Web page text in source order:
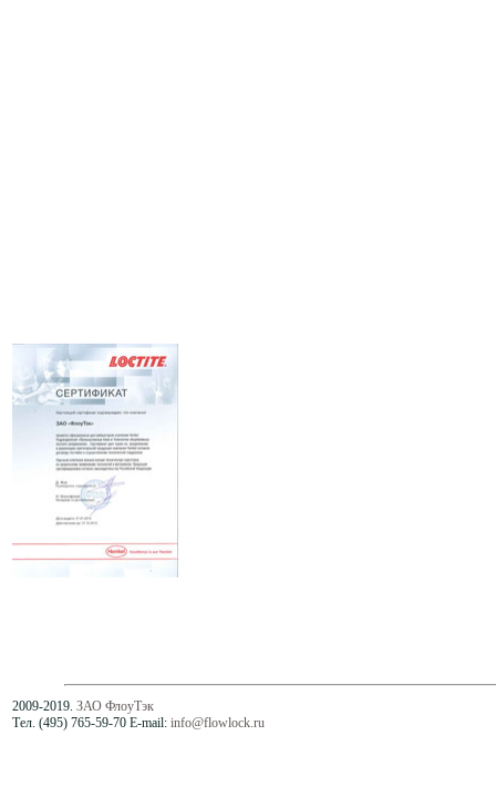
2009-2019. ЗАО ФлоуТэк
Тел. (495) 765-59-70 E-mail: info@flowlock.ru